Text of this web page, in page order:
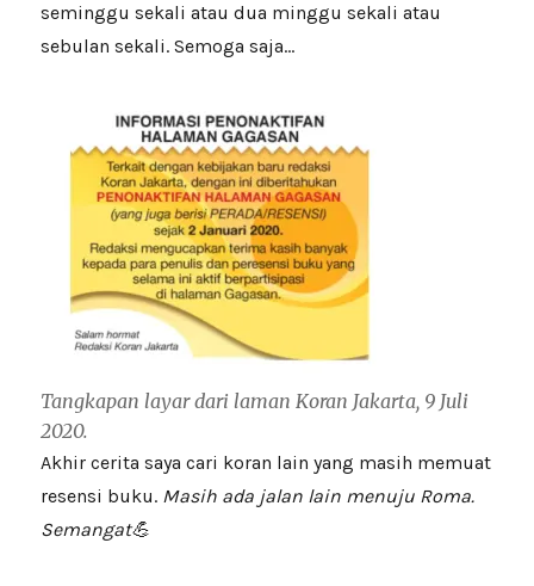
seminggu sekali atau dua minggu sekali atau
sebulan sekali. Semoga saja…
Tangkapan layar dari laman Koran Jakarta, 9 Juli
2020.
Akhir cerita saya cari koran lain yang masih memuat
resensi buku. Masih ada jalan lain menuju Roma.
Semangat💪